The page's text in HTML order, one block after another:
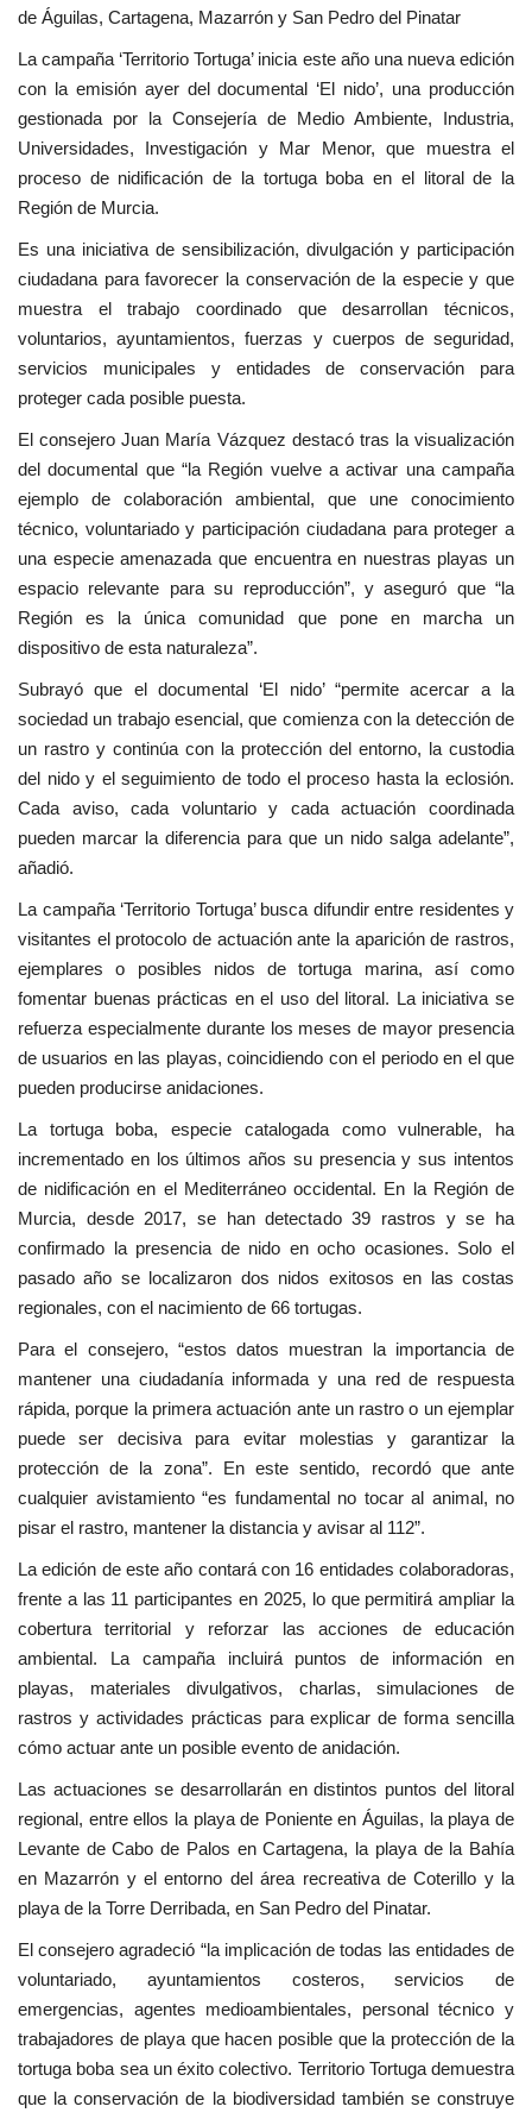
de Águilas, Cartagena, Mazarrón y San Pedro del Pinatar
La campaña ‘Territorio Tortuga’ inicia este año una nueva edición
con la emisión ayer del documental ‘El nido’, una producción
gestionada por la Consejería de Medio Ambiente, Industria,
Universidades, Investigación y Mar Menor, que muestra el
proceso de nidificación de la tortuga boba en el litoral de la
Región de Murcia.
Es una iniciativa de sensibilización, divulgación y participación
ciudadana para favorecer la conservación de la especie y que
muestra el trabajo coordinado que desarrollan técnicos,
voluntarios, ayuntamientos, fuerzas y cuerpos de seguridad,
servicios municipales y entidades de conservación para
proteger cada posible puesta.
El consejero Juan María Vázquez destacó tras la visualización
del documental que “la Región vuelve a activar una campaña
ejemplo de colaboración ambiental, que une conocimiento
técnico, voluntariado y participación ciudadana para proteger a
una especie amenazada que encuentra en nuestras playas un
espacio relevante para su reproducción”, y aseguró que “la
Región es la única comunidad que pone en marcha un
dispositivo de esta naturaleza”.
Subrayó que el documental ‘El nido’ “permite acercar a la
sociedad un trabajo esencial, que comienza con la detección de
un rastro y continúa con la protección del entorno, la custodia
del nido y el seguimiento de todo el proceso hasta la eclosión.
Cada aviso, cada voluntario y cada actuación coordinada
pueden marcar la diferencia para que un nido salga adelante”,
añadió.
La campaña ‘Territorio Tortuga’ busca difundir entre residentes y
visitantes el protocolo de actuación ante la aparición de rastros,
ejemplares o posibles nidos de tortuga marina, así como
fomentar buenas prácticas en el uso del litoral. La iniciativa se
refuerza especialmente durante los meses de mayor presencia
de usuarios en las playas, coincidiendo con el periodo en el que
pueden producirse anidaciones.
La tortuga boba, especie catalogada como vulnerable, ha
incrementado en los últimos años su presencia y sus intentos
de nidificación en el Mediterráneo occidental. En la Región de
Murcia, desde 2017, se han detectado 39 rastros y se ha
confirmado la presencia de nido en ocho ocasiones. Solo el
pasado año se localizaron dos nidos exitosos en las costas
regionales, con el nacimiento de 66 tortugas.
Para el consejero, “estos datos muestran la importancia de
mantener una ciudadanía informada y una red de respuesta
rápida, porque la primera actuación ante un rastro o un ejemplar
puede ser decisiva para evitar molestias y garantizar la
protección de la zona”. En este sentido, recordó que ante
cualquier avistamiento “es fundamental no tocar al animal, no
pisar el rastro, mantener la distancia y avisar al 112”.
La edición de este año contará con 16 entidades colaboradoras,
frente a las 11 participantes en 2025, lo que permitirá ampliar la
cobertura territorial y reforzar las acciones de educación
ambiental. La campaña incluirá puntos de información en
playas, materiales divulgativos, charlas, simulaciones de
rastros y actividades prácticas para explicar de forma sencilla
cómo actuar ante un posible evento de anidación.
Las actuaciones se desarrollarán en distintos puntos del litoral
regional, entre ellos la playa de Poniente en Águilas, la playa de
Levante de Cabo de Palos en Cartagena, la playa de la Bahía
en Mazarrón y el entorno del área recreativa de Coterillo y la
playa de la Torre Derribada, en San Pedro del Pinatar.
El consejero agradeció “la implicación de todas las entidades de
voluntariado, ayuntamientos costeros, servicios de
emergencias, agentes medioambientales, personal técnico y
trabajadores de playa que hacen posible que la protección de la
tortuga boba sea un éxito colectivo. Territorio Tortuga demuestra
que la conservación de la biodiversidad también se construye